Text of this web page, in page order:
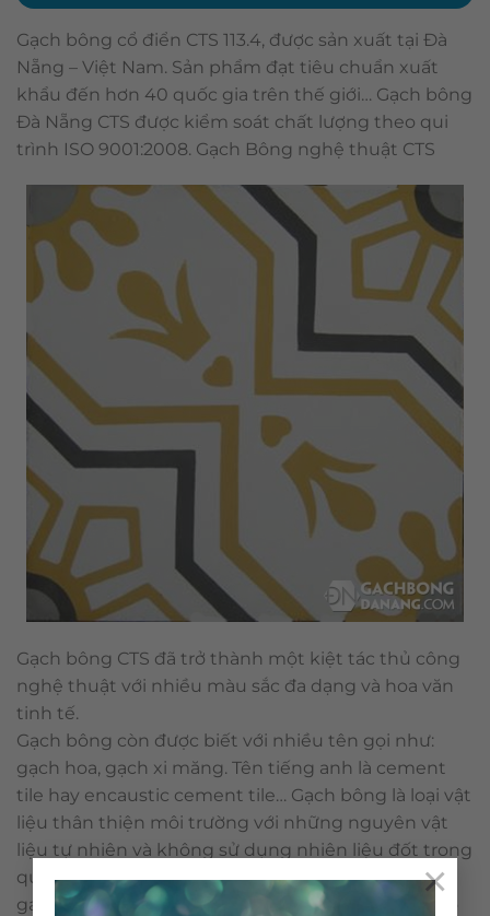
×
Gạch bông cổ điển CTS 113.4, được sản xuất tại Đà
Nẵng – Việt Nam. Sản phẩm đạt tiêu chuẩn xuất
khẩu đến hơn 40 quốc gia trên thế giới… Gạch bông
Đà Nẵng CTS được kiểm soát chất lượng theo qui
trình ISO 9001:2008. Gạch Bông nghệ thuật CTS
Gạch bông CTS đã trở thành một kiệt tác thủ công
nghệ thuật với nhiều màu sắc đa dạng và hoa văn
tinh tế.
Gạch bông còn được biết với nhiều tên gọi như:
gạch hoa, gạch xi măng. Tên tiếng anh là cement
tile hay encaustic cement tile… Gạch bông là loại vật
liệu thân thiện môi trường với những nguyên vật
liệu tự nhiên và không sử dụng nhiên liệu đốt trong
quá trình sản xuất. Cấu tạo & qui trình nên viên
gạch bông được sản xuất thủ công không gây ra ô